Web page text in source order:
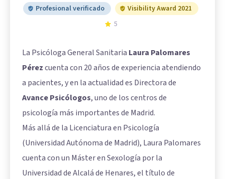
Profesional verificado
Visibility Award 2021
5
La Psicóloga General Sanitaria Laura Palomares
Pérezcuenta con 20 años de experiencia atendiendo
a pacientes, y en la actualidad es Directora de
Avance Psicólogos, uno de los centros de
psicología más importantes de Madrid.
Más allá de la Licenciatura en Psicología
(Universidad Autónoma de Madrid), Laura Palomares
cuenta con un Máster en Sexología por la
Universidad de Alcalá de Henares, el título de